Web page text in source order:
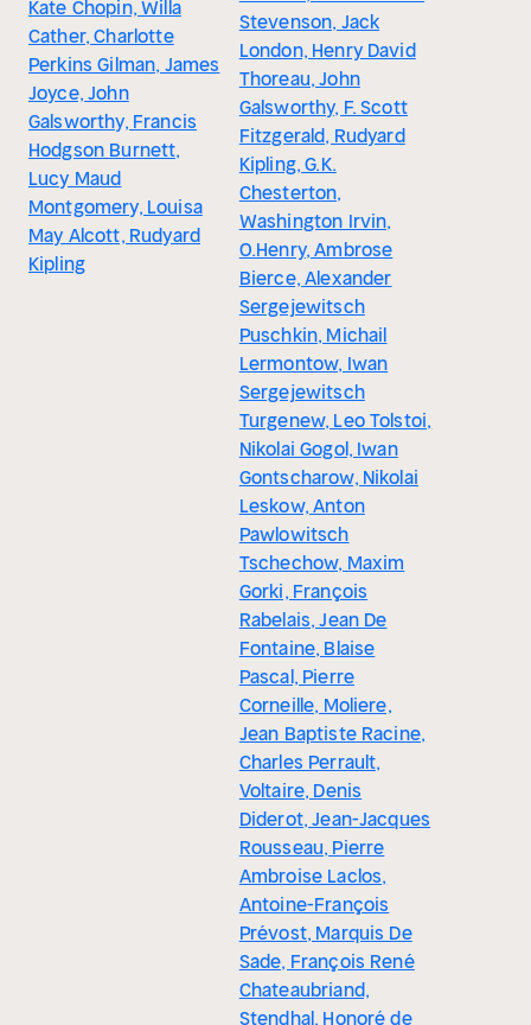
Kate Chopin, Willa
Cather, Charlotte
Perkins Gilman, James
Joyce, John
Galsworthy, Francis
Hodgson Burnett,
Lucy Maud
Montgomery, Louisa
May Alcott, Rudyard
Kipling
Stevenson, Jack
London, Henry David
Thoreau, John
Galsworthy, F. Scott
Fitzgerald, Rudyard
Kipling, G.K.
Chesterton,
Washington Irvin,
O.Henry, Ambrose
Bierce, Alexander
Sergejewitsch
Puschkin, Michail
Lermontow, Iwan
Sergejewitsch
Turgenew, Leo Tolstoi,
Nikolai Gogol, Iwan
Gontscharow, Nikolai
Leskow, Anton
Pawlowitsch
Tschechow, Maxim
Gorki, François
Rabelais, Jean De
Fontaine, Blaise
Pascal, Pierre
Corneille, Moliere,
Jean Baptiste Racine,
Charles Perrault,
Voltaire, Denis
Diderot, Jean-Jacques
Rousseau, Pierre
Ambroise Laclos,
Antoine-François
Prévost, Marquis De
Sade, François René
Chateaubriand,
Stendhal, Honoré de